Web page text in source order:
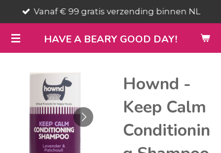
direct
naar
de
hoofdinhoud
HAVE A BEARY GOOD DAY!
Vanaf € 99 gratis verzending binnen NL
Hownd -
Keep Calm
Conditionin